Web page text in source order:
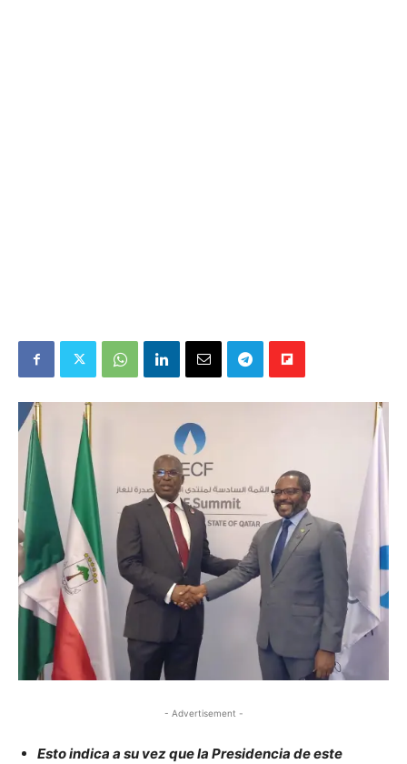
- Advertisement -
Esto indica a su vez que la Presidencia de este